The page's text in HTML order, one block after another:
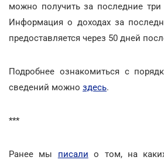
можно получить за последние три
Информация о доходах за
предоставляется через 50 дней
Подробнее ознакомиться с
сведений можно здесь.
***
Ранее мы писали о том, на